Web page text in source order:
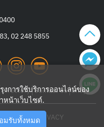
02 248 5855
Directory Contact Us Shop
TERMS—PRIVACY
งการใช้บริการออนไลน์ของ
หน้าเว็บไซต์.
มรับทั้งหมด